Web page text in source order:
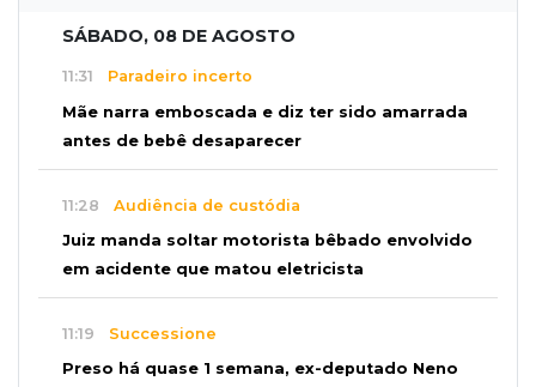
SÁBADO, 08 DE AGOSTO
11:31 Paradeiro incerto
Mãe narra emboscada e diz ter sido amarrada
antes de bebê desaparecer
11:28 Audiência de custódia
Juiz manda soltar motorista bêbado envolvido
em acidente que matou eletricista
11:19 Successione
Preso há quase 1 semana, ex-deputado Neno